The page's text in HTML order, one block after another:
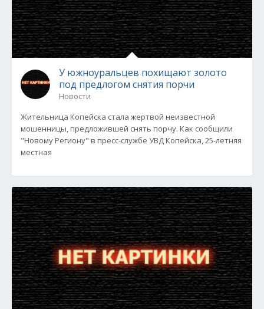
У южноуральцев похищают золото
под предлогом снятия порчи
Новости
Жительница Копейска стала жертвой неизвестной
мошенницы, предложившей снять порчу. Как сообщили
"Новому Региону" в пресс-службе УВД Копейска, 25-летняя
местная